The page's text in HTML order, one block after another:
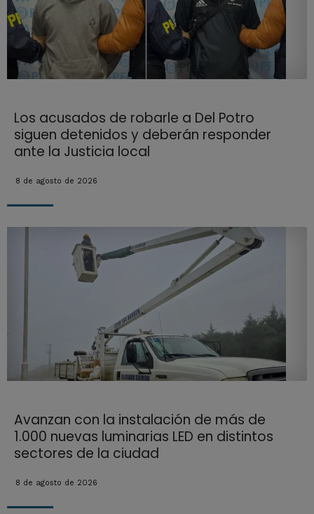
Los acusados de robarle a Del Potro
siguen detenidos y deberán responder
ante la Justicia local
8 de agosto de 2026
Avanzan con la instalación de más de
1.000 nuevas luminarias LED en distintos
sectores de la ciudad
8 de agosto de 2026